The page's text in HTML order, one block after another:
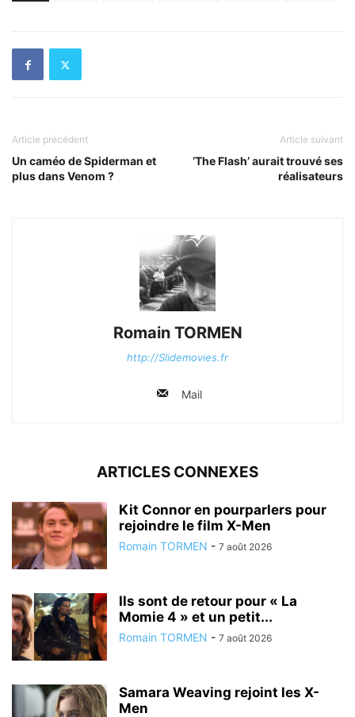
Article précédent
Un caméo de Spiderman et
plus dans Venom ?
Article suivant
‘The Flash’ aurait trouvé ses
réalisateurs
Romain TORMEN
http://Slidemovies.fr
Mail
ARTICLES CONNEXES
Kit Connor en pourparlers pour
rejoindre le film X-Men
Romain TORMEN - 7 août 2026
Ils sont de retour pour « La
Momie 4 » et un petit...
Romain TORMEN - 7 août 2026
Samara Weaving rejoint les X-
Men